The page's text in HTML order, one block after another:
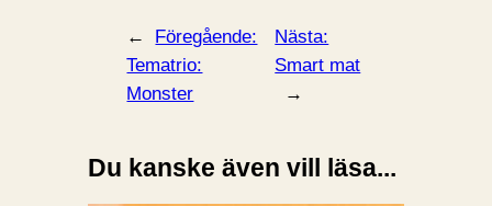
←
Föregående:
Tematrio:
Monster
Nästa:
Smart mat
→
Du kanske även vill läsa...